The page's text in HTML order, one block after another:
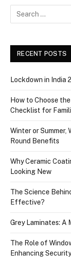
RECENT POSTS
Lockdown in India
How to Choose
Checklist for
Winter or Summer,
Round Benefits
Why Ceramic
Looking New
The Science
Effective?
Grey Laminates: A
The Role of
Enhancing Security